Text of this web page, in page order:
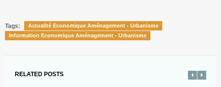
Tags:
Actualité Economique Aménagement - Urbanisme
Information Economique Aménagement - Urbanisme
RELATED POSTS